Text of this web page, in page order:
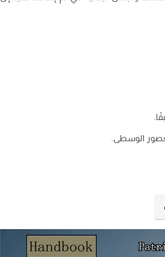
الوسطى.